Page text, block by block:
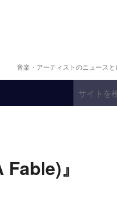
音楽・アーティストのニュース
』